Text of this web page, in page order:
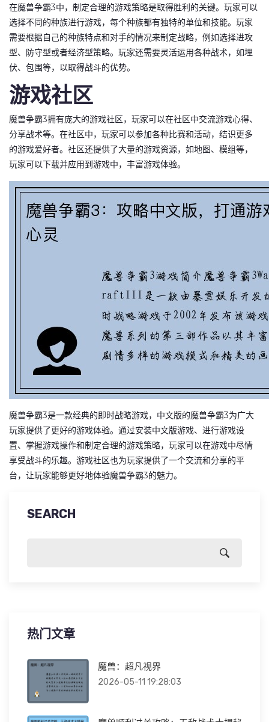
在魔兽争霸3中，制定合理的游戏策略是取得胜利的关键。玩家可以
选择不同的种族进行游戏，每个种族都有独特的单位和技能。玩家
需要根据自己的种族特点和对手的情况来制定战略，例如选择进攻
型、防守型或者经济型策略。玩家还需要灵活运用各种战术，如埋
伏、包围等，以取得战斗的优势。
游戏社区
魔兽争霸3拥有庞大的游戏社区，玩家可以在社区中交流游戏心得、
分享战术等。在社区中，玩家可以参加各种比赛和活动，结识更多
的游戏爱好者。社区还提供了大量的游戏资源，如地图、模组等，
玩家可以下载并应用到游戏中，丰富游戏体验。
魔兽争霸3是一款经典的即时战略游戏，中文版的魔兽争霸3为广大
玩家提供了更好的游戏体验。通过安装中文版游戏、进行游戏设
置、掌握游戏操作和制定合理的游戏策略，玩家可以在游戏中尽情
享受战斗的乐趣。游戏社区也为玩家提供了一个交流和分享的平
台，让玩家能够更好地体验魔兽争霸3的魅力。
SEARCH
热门文章
魔兽：超凡视界
2026-05-11 19:28:03